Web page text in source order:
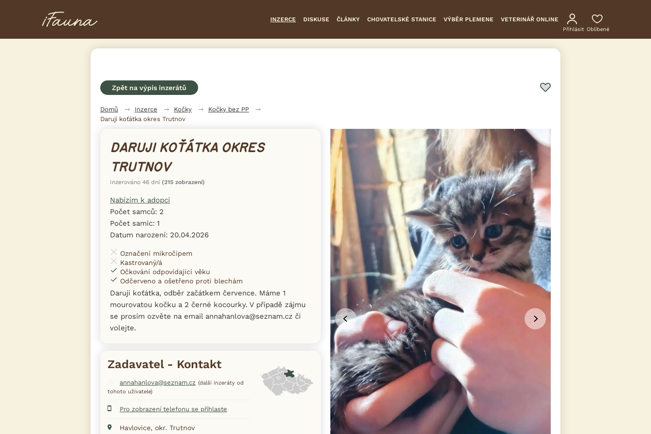
INZERCE DISKUSE ČLÁNKY CHOVATELSKÉ STANICE VÝBĚR PLEMENE VETERINÁŘ ONLINE
Přihlásit Oblíbené
Zpět na výpis inzerátů
Domů Inzerce Kočky
Kočky bez PP
Daruji koťátka okres Trutnov
DARUJI KOŤÁTKA OKRES
TRUTNOV
Inzerováno 46 dní (215 zobrazení)
Nabízím k adopci
Počet samců: 2
Počet samic: 1
Datum narození: 20.04.2026
Označení mikročipem
Kastrovaný/á
Očkování odpovídající věku
Odčerveno a ošetřeno proti blechám
Daruji koťátka, odběr začátkem července. Máme 1
mourovatou kočku a 2 černé kocourky. V případě zájmu
se prosím ozvěte na email annahanlova@seznam.cz či
volejte.
Zadavatel - Kontakt
annahanlova@seznam.cz (další inzeráty od
tohoto uživatele)
Pro zobrazení telefonu se přihlaste
Havlovice, okr. Trutnov